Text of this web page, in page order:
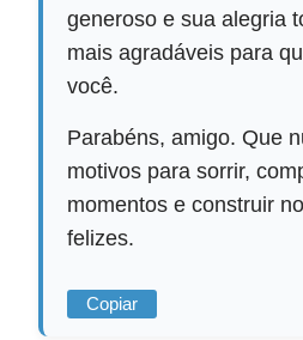
generoso e sua alegria
mais agradáveis para
você.
Parabéns, amigo. Que
motivos para sorrir,
momentos e construir
felizes.
Copiar